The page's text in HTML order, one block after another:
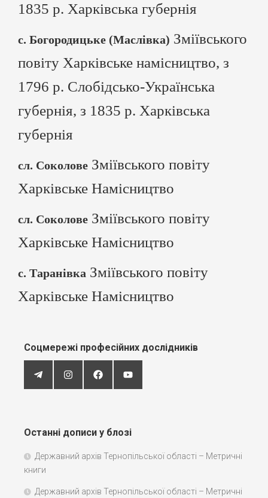
1835 р. Харківська губернія
с. Богородицьке (Маслівка) Зміївського
повіту Харківське намісництво, з
1796 р. Слобідсько-Українська
губернія, з 1835 р. Харківська
губернія
сл. Соколове Зміївського повіту
Харківське Намісництво
сл. Соколове Зміївського повіту
Харківське Намісництво
с. Таранівка Зміївського повіту
Харківське Намісництво
Соцмережі професійних дослідників
Останні дописи у блозі
Державний архів Тернопільської області – Метричні
книги
Державний архів Тернопільської області – Метричні